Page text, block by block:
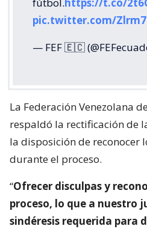
fútbol.https://t.co/
pic.twitter.com/
— FEF 🇪🇨
La Federación Venezolana
respaldó la rectificación de
la disposición de reconocer
durante el proceso.
“Ofrecer disculpas y
proceso, lo que a nuestro
sindéresis requerida para